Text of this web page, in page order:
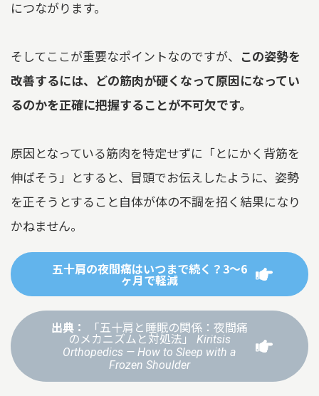
につながります。
そしてここが重要なポイントなのですが、 この姿勢を
改善するには、どの筋肉が硬くなって原因になってい
るのかを正確に把握することが不可欠です。
原因となっている筋肉を特定せずに「とにかく背筋を
伸ばそう」とすると、冒頭でお伝えしたように、姿勢
を正そうとすること自体が体の不調を招く結果になり
かねません。
五十肩の夜間痛はいつまで続く？3～6
ヶ月で軽減
出典： 「五十肩と睡眠の関係：夜間痛
のメカニズムと対処法」Kiritsis
Orthopedics — How to Sleep with a
Frozen Shoulder